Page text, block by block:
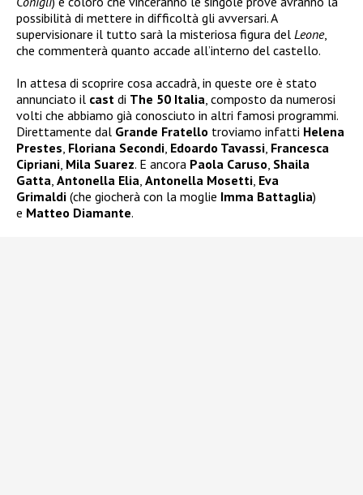
possibilità di mettere in difficoltà gli avversari. A
supervisionare il tutto sarà la misteriosa figura del Leone,
che commenterà quanto accade all’interno del castello.
In attesa di scoprire cosa accadrà, in queste ore è stato
annunciato il cast di The 50 Italia, composto da numerosi
volti che abbiamo già conosciuto in altri famosi programmi.
Direttamente dal Grande Fratello troviamo infatti Helena
Prestes, Floriana Secondi, Edoardo Tavassi, Francesca
Cipriani, Mila Suarez. E ancora Paola Caruso, Shaila
Gatta, Antonella Elia, Antonella Mosetti, Eva
Grimaldi (che giocherà con la moglie Imma Battaglia)
e Matteo Diamante.